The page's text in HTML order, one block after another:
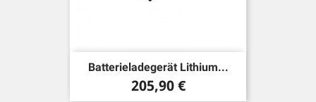
Batterieladegerät Lithium...
Preis
205,90 €